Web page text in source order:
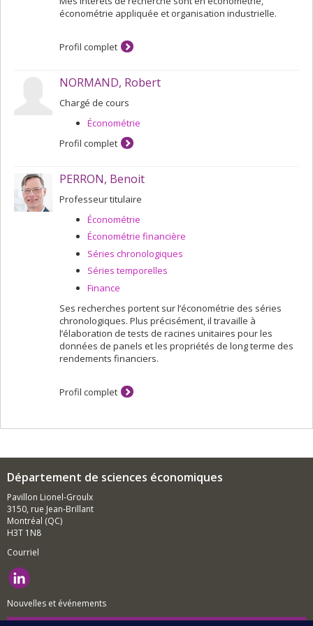
économétrie appliquée et organisation industrielle.
Profil complet
NORMAND, Robert
Chargé de cours
Économétrie
Profil complet
PERRON, Benoit
Professeur titulaire
Économétrie
Économétrie financière
Séries chronologiques
Séries temporelles
Finance
Ses recherches portent sur l’économétrie des séries
chronologiques. Plus précisément, il travaille à
l’élaboration de tests de racines unitaires pour les
données de panels et les propriétés de long terme des
rendements financiers.
Profil complet
Département de sciences économiques
Pavillon Lionel-Groulx
3150, rue Jean-Brillant
Montréal (QC)
H3T 1N8
Courriel
Nouvelles et événements